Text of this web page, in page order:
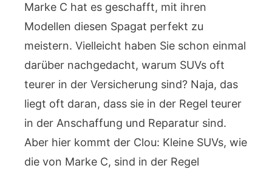
Marke C hat es geschafft, mit ihren
Modellen diesen Spagat perfekt zu
meistern. Vielleicht haben Sie schon einmal
darüber nachgedacht, warum SUVs oft
teurer in der Versicherung sind? Naja, das
liegt oft daran, dass sie in der Regel teurer
in der Anschaffung und Reparatur sind.
Aber hier kommt der Clou: Kleine SUVs, wie
die von Marke C, sind in der Regel